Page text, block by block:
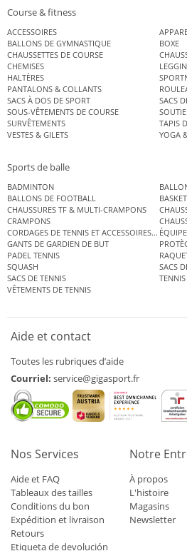
Course & fitness
ACCESSOIRES
BALLONS DE GYMNASTIQUE
BOXE
CHAUSSETTES DE COURSE
CHEMISES
HALTÈRES
PANTALONS & COLLANTS
SACS À DOS DE SPORT
SACS
SOUS-VÊTEMENTS DE COURSE
SURVÊTEMENTS
TAPIS
VESTES & GILETS
YOGA
Sports de balle
BADMINTON
BALLONS DE FOOTBALL
CHAUSSURES TF & MULTI-CRAMPONS
CRAMPONS
CORDAGES DE TENNIS ET ACCESSOIRES DE
GANTS DE GARDIEN DE BUT
PADEL TENNIS
SQUASH
SACS
SACS DE TENNIS
TENNIS
VÊTEMENTS DE TENNIS
Aide et contact
Toutes les rubriques d’aide
Courriel: service@gigasport.fr
Nos Services
Aide et FAQ
Tableaux des tailles
Conditions du bon
Expédition et livraison
Retours
Etiqueta de devolución
Notre
À propos
L'histoire
Magasins
Newsletter